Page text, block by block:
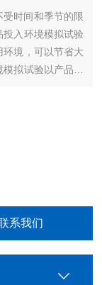
时间和季节的限
入环境模拟试验
境，可以节省大
拟试验以产品的
系我们